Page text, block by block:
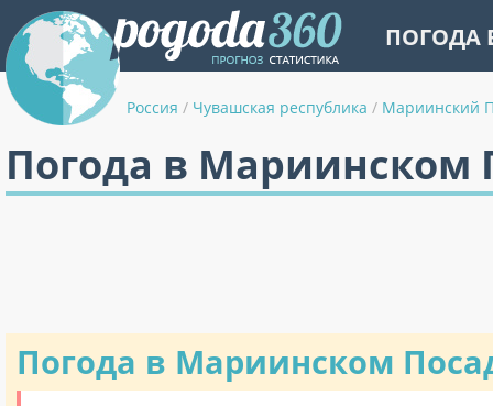
ПОГОДА
Россия / Чувашская республика / Мариинский
Погода в Мариинском
Погода в Мариинском